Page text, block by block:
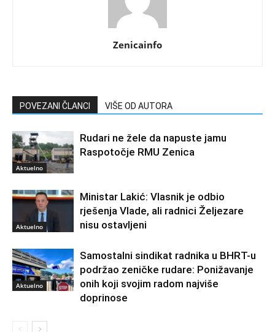
Zenicainfo
POVEZANI ČLANCI VIŠE OD AUTORA
Aktuelno
Rudari ne žele da napuste jamu
Raspotočje RMU Zenica
Aktuelno
Ministar Lakić: Vlasnik je odbio
rješenja Vlade, ali radnici Željezare
nisu ostavljeni
Aktuelno
Samostalni sindikat radnika u BHRT-u
podržao zeničke rudare: Ponižavanje
onih koji svojim radom najviše
doprinose